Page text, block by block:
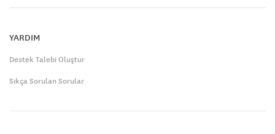
YARDIM
Destek Talebi Oluştur
Sıkça Sorulan Sorular